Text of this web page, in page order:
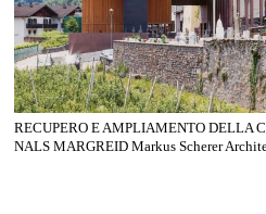
RECUPERO E AMPLIAMENTO DELLA
NALS MARGREID Markus Scherer